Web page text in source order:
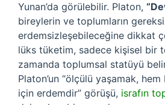
Yunan’da görülebilir. Platon,
bireylerin ve toplumların
erdemsizleşebileceğine dikkat
lüks tüketim, sadece kişisel bir
zamanda toplumsal statüyü
Platon’un “ölçülü yaşamak,
için erdemdir” görüşü, israfın